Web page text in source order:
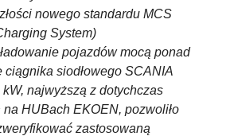
nowego standardu MCS
System)
pojazdów mocą ponad
ciągnika siodłowego SCANIA
najwyższą z dotychczas
HUBach EKOEN, pozwoliło
zastosowaną